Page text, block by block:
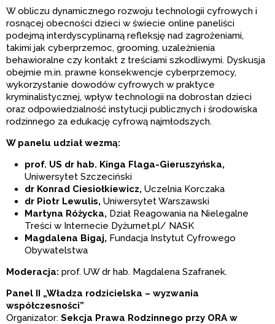
W obliczu dynamicznego rozwoju technologii cyfrowych i
rosnącej obecności dzieci w świecie online paneliści
podejmą interdyscyplinarną refleksję nad zagrożeniami,
takimi jak cyberprzemoc, grooming, uzależnienia
behawioralne czy kontakt z treściami szkodliwymi. Dyskusja
obejmie m.in. prawne konsekwencje cyberprzemocy,
wykorzystanie dowodów cyfrowych w praktyce
kryminalistycznej, wpływ technologii na dobrostan dzieci
oraz odpowiedzialność instytucji publicznych i środowiska
rodzinnego za edukację cyfrową najmłodszych.
W panelu udział wezmą:
prof. US dr hab. Kinga Flaga-Gieruszyńska,
Uniwersytet Szczeciński
dr Konrad Ciesiołkiewicz, Uczelnia Korczaka
dr Piotr Lewulis, Uniwersytet Warszawski
Martyna Różycka, Dział Reagowania na Nielegalne
Treści w Internecie Dyżurnet.pl/ NASK
Magdalena Bigaj, Fundacja Instytut Cyfrowego
Obywatelstwa
Moderacja: prof. UW dr hab. Magdalena Szafranek.
Panel II „Władza rodzicielska – wyzwania
współczesności”
Organizator: Sekcja Prawa Rodzinnego przy ORA w